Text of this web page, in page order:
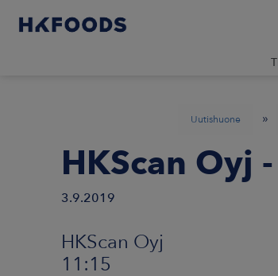
Uutishuone »
HKScan Oyj
3.9.2019
HKScan Oyj
11:15